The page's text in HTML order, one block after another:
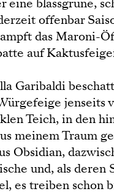
eine blassgrüne,
offenbar
das Maroni-
auf
Garibaldi
jenseits
Teich, in den
meinem Traum
Obsidian,
und, als deren
es treiben schon